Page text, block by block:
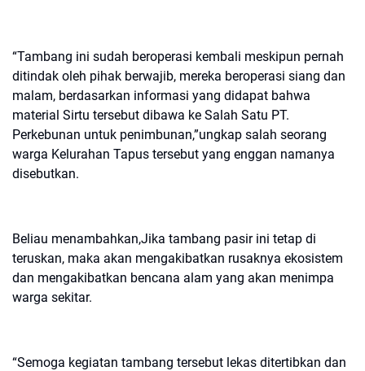
“Tambang ini sudah beroperasi kembali meskipun pernah
ditindak oleh pihak berwajib, mereka beroperasi siang dan
malam, berdasarkan informasi yang didapat bahwa
material Sirtu tersebut dibawa ke Salah Satu PT.
Perkebunan untuk penimbunan,”ungkap salah seorang
warga Kelurahan Tapus tersebut yang enggan namanya
disebutkan.
Beliau menambahkan,Jika tambang pasir ini tetap di
teruskan, maka akan mengakibatkan rusaknya ekosistem
dan mengakibatkan bencana alam yang akan menimpa
warga sekitar.
“Semoga kegiatan tambang tersebut lekas ditertibkan dan